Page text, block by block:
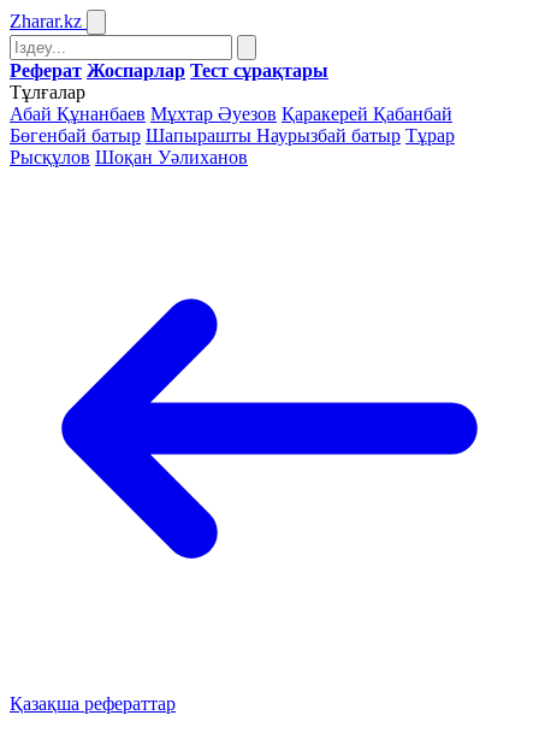
Zharar.kz
Реферат Жоспарлар Тест сұрақтары
Тұлғалар
Абай Құнанбаев Мұхтар Әуезов Қаракерей Қабанбай
Бөгенбай батыр Шапырашты Наурызбай батыр Тұрар
Рысқұлов Шоқан Уәлиханов
Қазақша рефераттар